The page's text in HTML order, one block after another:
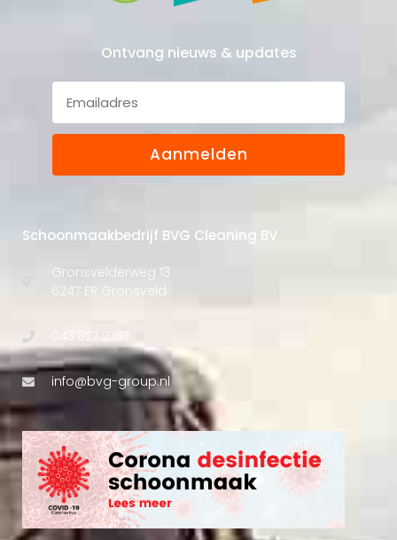
Ontvang nieuws & updates
Aanmelden
Schoonmaakbedrijf BVG Cleaning BV
Gronsvelderweg 13
6247 ER Gronsveld
043 327 2767
info@bvg-group.nl